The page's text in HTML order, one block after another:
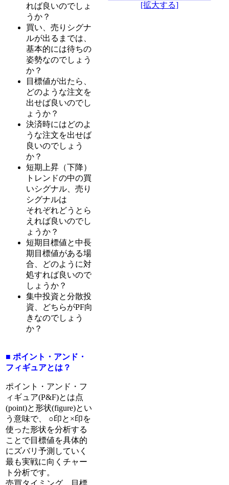
れば良いのでしょ
うか？
買い、売りシグナ
ルが出るまでは、
基本的には待ちの
姿勢なのでしょう
か？
目標値が出たら、
どのような注文を
出せば良いのでし
ょうか？
決済時にはどのよ
うな注文を出せば
良いのでしょう
か？
短期上昇（下降）
トレンドの中の買
いシグナル、売り
シグナルは
それぞれどうとら
えれば良いのでし
ょうか？
短期目標値と中長
期目標値がある場
合、どのように対
処すれば良いので
しょうか？
集中投資と分散投
資、どちらがPF向
きなのでしょう
か？
■ ポイント・アンド・
フィギュアとは？
ポイント・アンド・フ
ィギュア(P&F)とは点
(point)と形状(figure)とい
う意味で、 ○印と×印を
使った形状を分析する
ことで目標値を具体的
にズバリ予測していく
最も実戦に向くチャー
ト分析です。
売買タイミング、目標
[拡大する]